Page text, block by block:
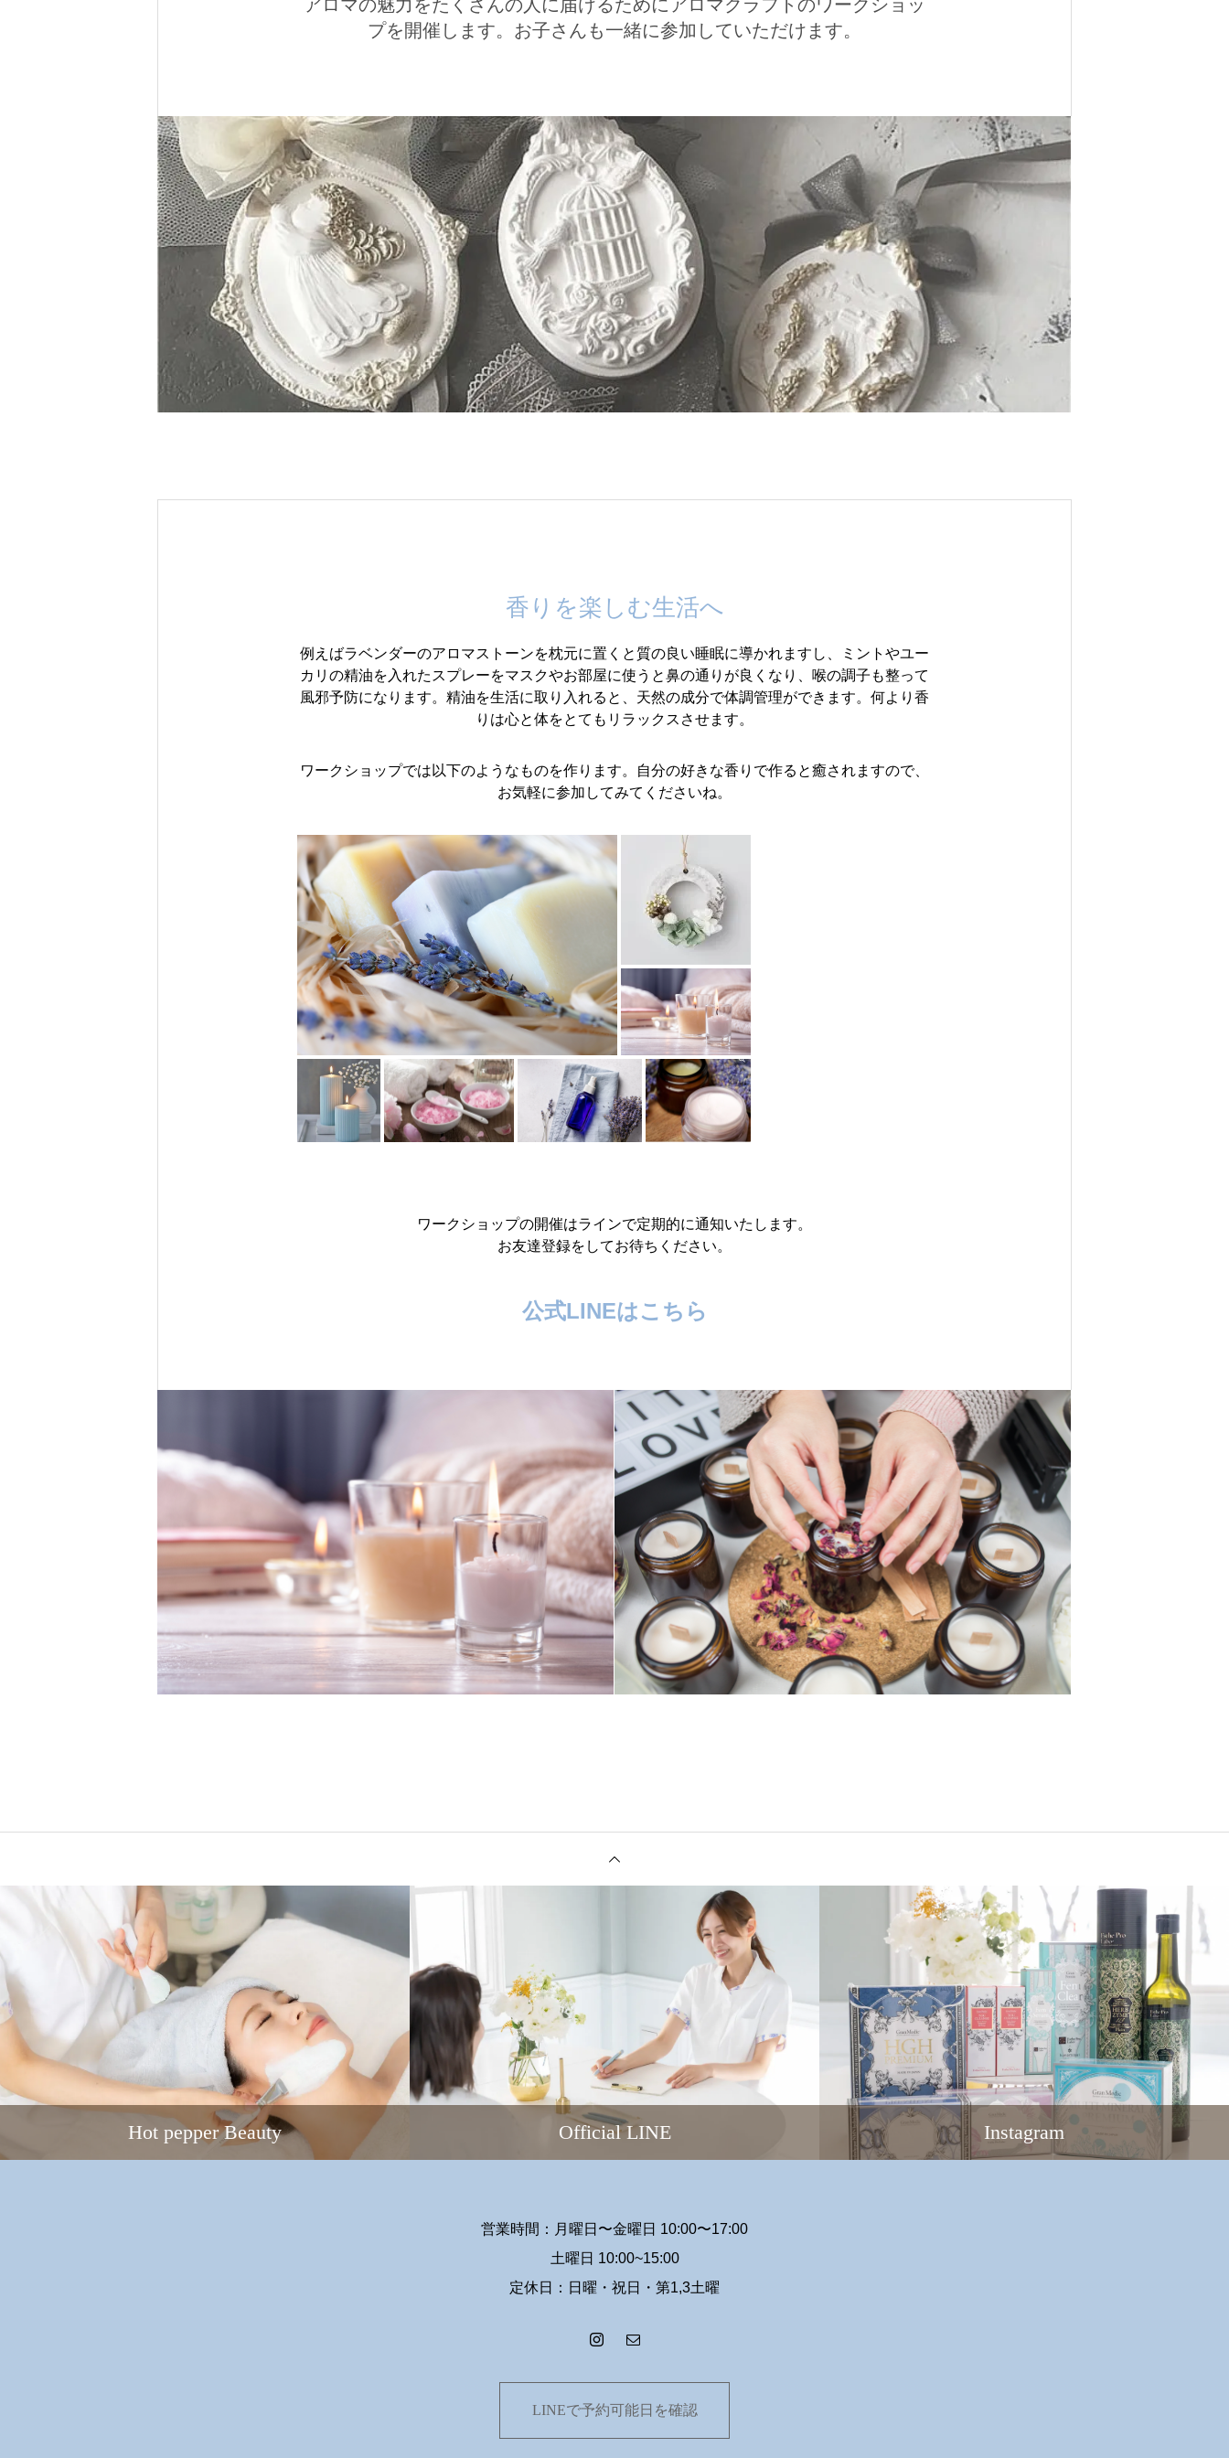
アロマの魅力をたくさんの人に届けるためにアロマクラフトのワークショッ
プを開催します。お子さんも一緒に参加していただけます。
香りを楽しむ生活へ
例えばラベンダーのアロマストーンを枕元に置くと質の良い睡眠に導かれますし、ミントやユー
カリの精油を入れたスプレーをマスクやお部屋に使うと鼻の通りが良くなり、喉の調子も整って
風邪予防になります。精油を生活に取り入れると、天然の成分で体調管理ができます。何より香
りは心と体をとてもリラックスさせます。
ワークショップでは以下のようなものを作ります。自分の好きな香りで作ると癒されますので、
お気軽に参加してみてくださいね。
ワークショップの開催はラインで定期的に通知いたします。
お友達登録をしてお待ちください。
公式LINEはこちら
Hot pepper Beauty Official LINE Instagram
営業時間：月曜日〜金曜日 10:00〜17:00
土曜日 10:00~15:00
定休日：日曜・祝日・第1,3土曜
LINEで予約可能日を確認